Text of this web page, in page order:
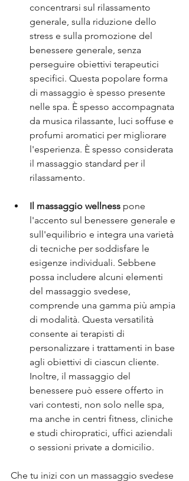
concentrarsi sul rilassamento
generale, sulla riduzione dello
stress e sulla promozione del
benessere generale, senza
perseguire obiettivi terapeutici
specifici. Questa popolare forma
di massaggio è spesso presente
nelle spa. È spesso accompagnata
da musica rilassante, luci soffuse e
profumi aromatici per migliorare
l'esperienza. È spesso considerata
il massaggio standard per il
rilassamento.
Il massaggio wellness pone
l'accento sul benessere generale e
sull'equilibrio e integra una varietà
di tecniche per soddisfare le
esigenze individuali. Sebbene
possa includere alcuni elementi
del massaggio svedese,
comprende una gamma più ampia
di modalità. Questa versatilità
consente ai terapisti di
personalizzare i trattamenti in base
agli obiettivi di ciascun cliente.
Inoltre, il massaggio del
benessere può essere offerto in
vari contesti, non solo nelle spa,
ma anche in centri fitness, cliniche
e studi chiropratici, uffici aziendali
o sessioni private a domicilio.
Che tu inizi con un massaggio svedese